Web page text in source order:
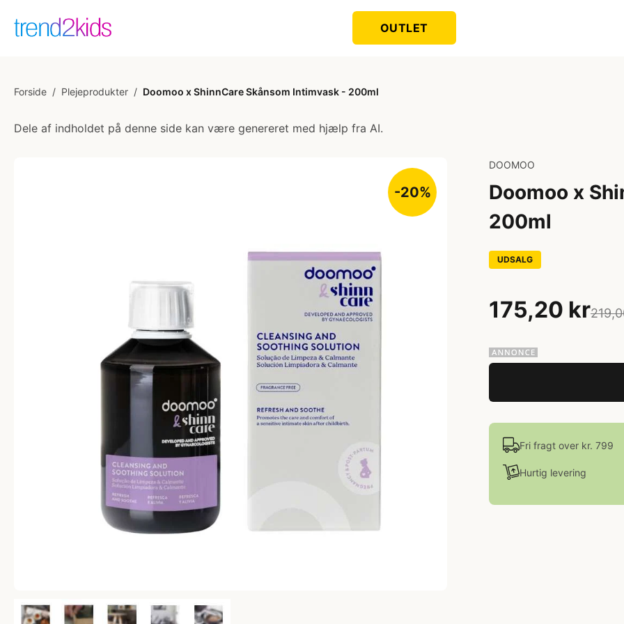
OUTLET
Forside / Plejeprodukter / Doomoo x ShinnCare Skånsom Intimvask - 200ml
Dele af indholdet på denne side kan være genereret med hjælp fra AI.
-20%
DOOMOO
Doomoo x
200ml
UDSALG
175,20 kr
Fri fragt over kr. 799
Hurtig levering